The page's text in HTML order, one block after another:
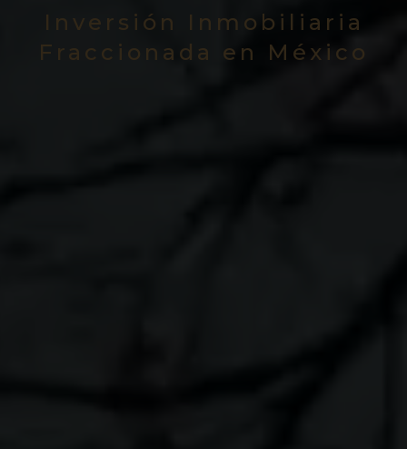
Inversión Inmobiliaria
Fraccionada en México